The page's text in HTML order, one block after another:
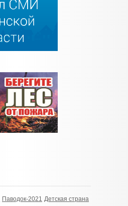
Паводок-2021 Детская страна